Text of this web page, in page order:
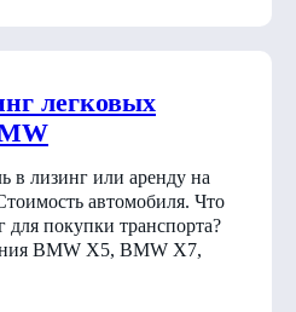
легковых
в лизинг или аренду на
автомобиля. Что
для покупки транспорта?
BMW X5, BMW X7,